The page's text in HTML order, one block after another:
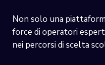
Non solo una
force di operatori
nei percorsi di scelta